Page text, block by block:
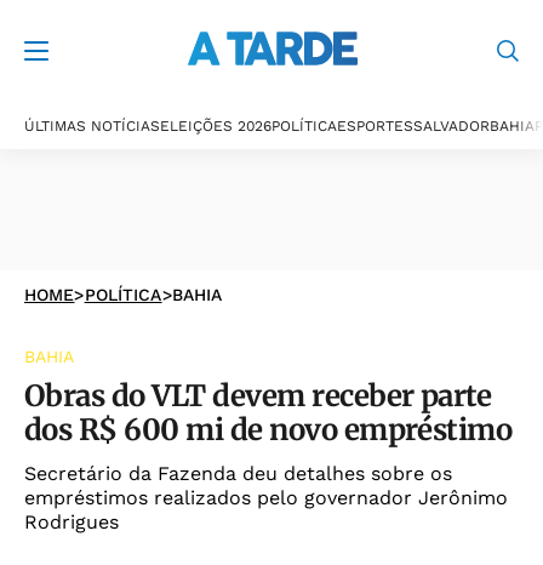
ÚLTIMAS NOTÍCIASELEIÇÕES 2026POLÍTICAESPORTESSALVADORBAHIA
HOME>POLÍTICA>BAHIA
BAHIA
Obras do VLT devem receber parte
dos R$ 600 mi de novo empréstimo
Secretário da Fazenda deu detalhes sobre os
empréstimos realizados pelo governador Jerônimo
Rodrigues